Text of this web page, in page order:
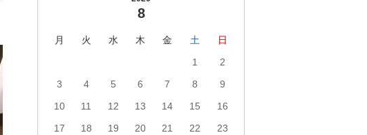
8
月 火 水 木 金 土
日
1
2
3
4 5 6 7 8
9
10
11 12 13 14 15
16
17
18 19 20 21 22
23